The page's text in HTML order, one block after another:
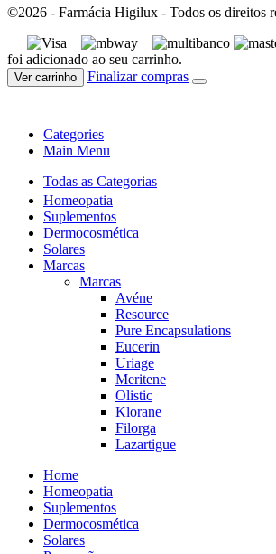
©2026 - Farmácia Higilux - Todos os direitos
foi adicionado ao seu carrinho.
Ver carrinho Finalizar compras
Categories
Main Menu
Todas as Categorias
Homeopatia
Suplementos
Dermocosmética
Solares
Marcas
Marcas
Avéne
Resource
Pure Encapsulations
Eucerin
Uriage
Meritene
Olistic
Klorane
Filorga
Lazartigue
Home
Homeopatia
Suplementos
Dermocosmética
Solares